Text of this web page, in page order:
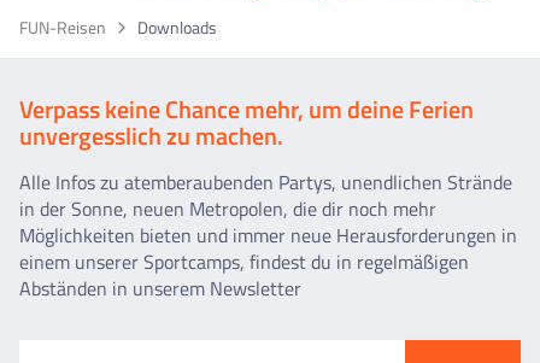
FUN-Reisen Downloads
Verpass keine Chance mehr, um deine Ferien
unvergesslich zu machen.
Alle Infos zu atemberaubenden Partys, unendlichen Strände
in der Sonne, neuen Metropolen, die dir noch mehr
Möglichkeiten bieten und immer neue Herausforderungen in
einem unserer Sportcamps, findest du in regelmäßigen
Abständen in unserem Newsletter